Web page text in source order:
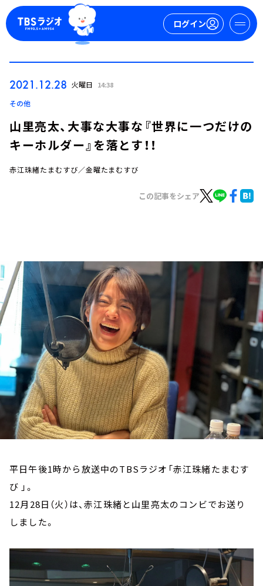
ログイン
お知らせ
イベント・グッズ
YouTube
会社情報
2021.12.28 火曜日 14:38
その他
山里亮太、大事な大事な『世界に一つだけの
キーホルダー』を落とす！！
赤江珠緒たまむすび／金曜たまむすび
この記事をシェア
平日午後1時から放送中のTBSラジオ「赤江珠緒たまむす
び 」。
12月28日（火）は、赤江珠緒と山里亮太のコンビでお送り
しました。